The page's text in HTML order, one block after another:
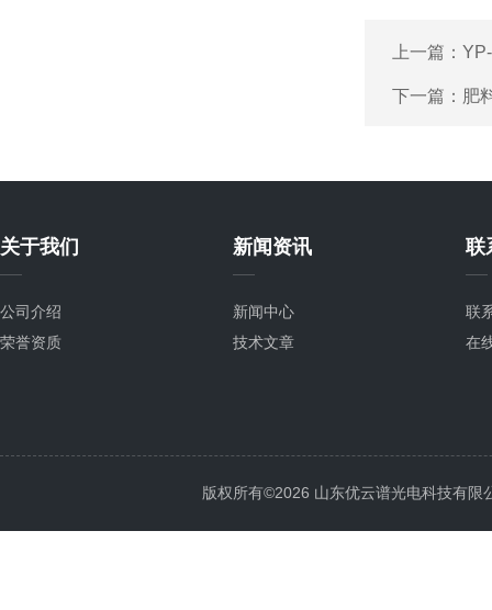
上一篇：
下一篇： 肥
关于我们
公司介绍
荣誉资质
新闻资讯
新闻中心
技术文章
联
联
在
版权所有©2026 山东优云谱光电科技有